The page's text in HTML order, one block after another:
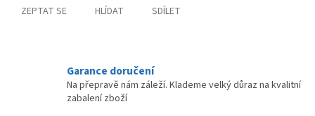
ZEPTAT SE HLÍDAT SDÍLET
Garance doručení
Na přepravě nám záleží. Klademe velký důraz na kvalitní
zabalení zboží